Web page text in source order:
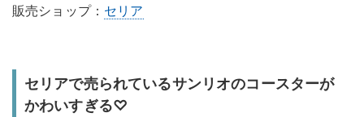
販売ショップ： セリア
セリアで売られているサンリオのコースターが
かわいすぎる♡